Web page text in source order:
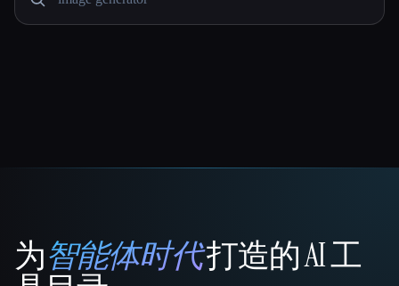
That AI Collection
为智能体时代打造的 AI 工